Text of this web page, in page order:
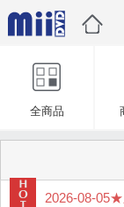
全商品
2026-08-